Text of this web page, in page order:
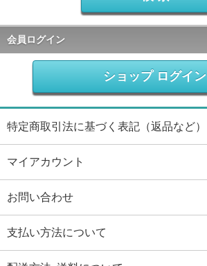
会員ログイン
ショップ ログイン
特定商取引法に基づく表記（返品など）
マイアカウント
お問い合わせ
支払い方法について